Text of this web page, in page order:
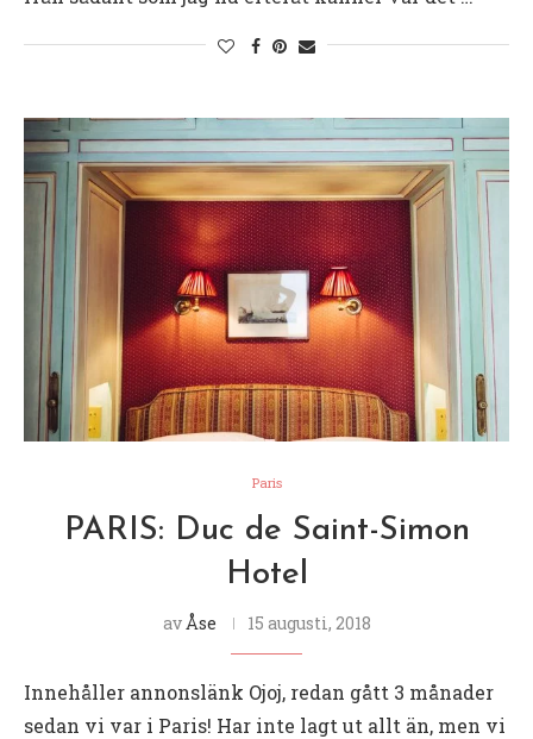
Paris
PARIS: Duc de Saint-Simon
Hotel
av Åse 15 augusti, 2018
Innehåller annonslänk Ojoj, redan gått 3 månader
sedan vi var i Paris! Har inte lagt ut allt än, men vi